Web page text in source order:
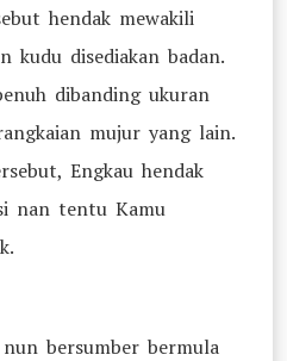
hendak mewakili
kudu disediakan badan.
dibanding ukuran
mujur yang lain.
Engkau hendak
nan tentu Kamu
bersumber bermula